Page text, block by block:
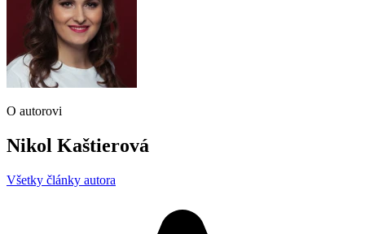
O autorovi
Nikol Kaštierová
Všetky články autora